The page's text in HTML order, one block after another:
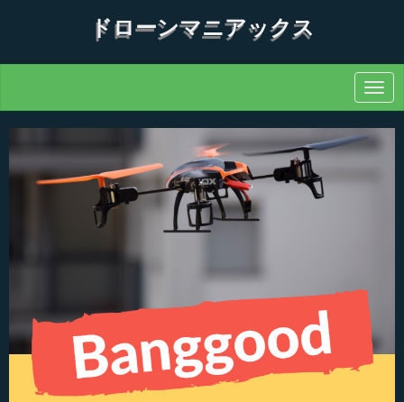
ドローンマニアックス
N
a
v
i